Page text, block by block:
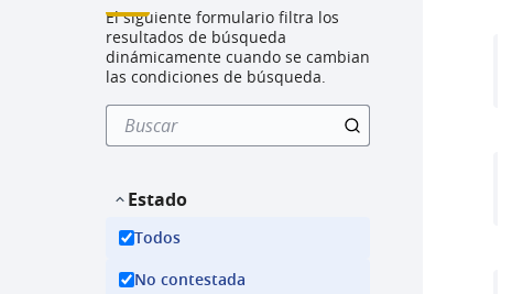
El siguiente formulario filtra los
resultados de búsqueda
dinámicamente cuando se cambian
las condiciones de búsqueda.
Estado
Todos
No contestada